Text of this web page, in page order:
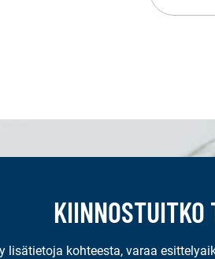
KIINNOSTUITKO
lisätietoja kohteesta, varaa